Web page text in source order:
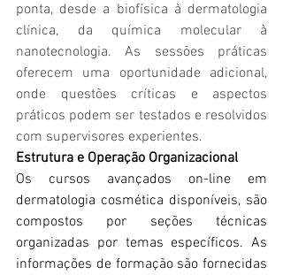
ponta, desde a biofísica à dermatologia
clínica, da química molecular à
nanotecnologia. As sessões práticas
oferecem uma oportunidade adicional,
onde questões críticas e aspectos
práticos podem ser testados e resolvidos
com supervisores experientes.
Estrutura e Operação Organizacional
Os cursos avançados on-line em
dermatologia cosmética disponíveis, são
compostos por seções técnicas
organizadas por temas específicos. As
informações de formação são fornecidas